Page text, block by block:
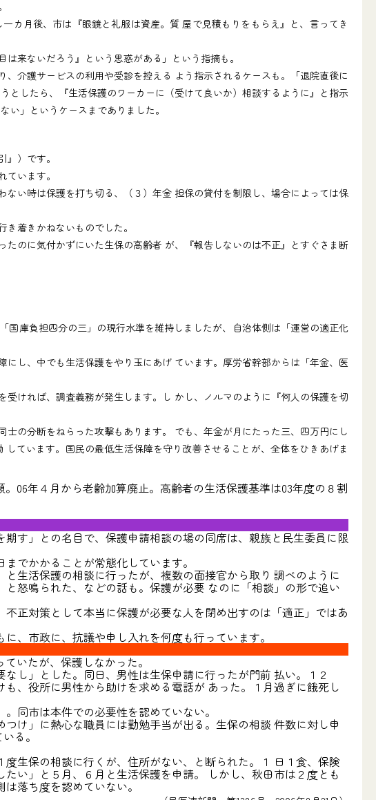
カ月後、市は『眼鏡と礼服は資産。質 屋で見積もりをもらえ』と、言ってき
来ないだろう』という思惑がある」という指摘も。
介護サービスの利用や受診を控える よう指示されるケースも。「退院直後に
したら、『生活保護のワーカーに（受けて良いか）相談するように』と指示
」というケースまでありました。
）です。
います。
い時は保護を打ち切る、（３）年金 担保の貸付を制限し、場合によっては保
着きかねないものでした。
のに気付かずにいた生保の高齢者 が、『報告しないのは不正』とすぐさま断
庫負担四分の三」の現行水準を維持しましたが、自治体側は「運営の適正化
し、中でも生活保護をやり玉にあげ ています。厚労省幹部からは「年金、医
ければ、調査義務が発生します。し かし、ノルマのように『何人の保護を切
の分断をねらった攻撃もあります。 でも、年金が月にたった三、四万円にし
ています。国民の最低生活保障を守り改善させることが、全体をひきあげま
06年４月から老齢加算廃止。高齢者の生活保護基準は03年度の８割
す」との名目で、保護申請相談の場の同席は、親族と民生委員に限
でかかることが常態化しています。
生活保護の相談に行ったが、複数の面接官から取り 調べのように
怒鳴られた、などの話も。保護が必要 なのに「相談」の形で追い
正対策として本当に保護が必要な人を閉め出すのは「適正」ではあ
、市政に、抗議や申し入れを何度も行っています。
いたが、保護しなかった。
し」とした。同日、男性は生保申請に行ったが門前 払い。１２
、役所に男性から助けを求める電話が あった。１月過ぎに餓死し
同市は本件での必要性を認めていない。
け」に熱心な職員には勤勉手当が出る。生保の相談 件数に対し申
る。
生保の相談に行くが、住所がない、と断られた。１ 日１食、保険
い」と５月、６月と生活保護を申請。 しかし、秋田市は２度とも
落ち度を認めていない。